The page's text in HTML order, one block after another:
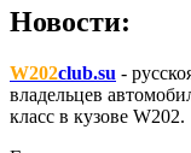
Новости:
W202club.su -
владельцев
класс в кузове W202.